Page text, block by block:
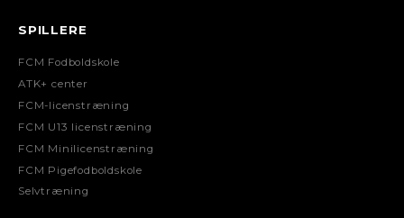
SPILLERE
FCM Fodboldskole
ATK+ center
FCM-licenstræning
FCM U13 licenstræning
FCM Minilicenstræning
FCM Pigefodboldskole
Selvtræning